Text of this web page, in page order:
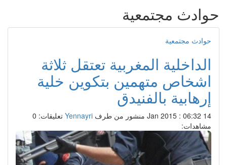
حوادث مجتمعية
حوادث مجتمعية
الداخلية المغربية تعتقل ثلاثة
اشخاص متهمين بتكوين خلية
إرهابية بالفنيدق
14 Jan 2015 : 06:32 منشور من طرفYennayri تعليقات: 0
مشاهدات: